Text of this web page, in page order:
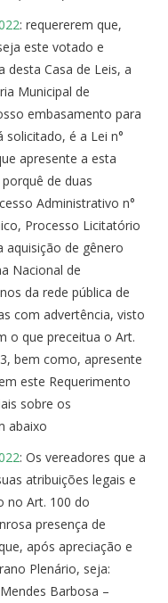
: requererem que,
este votado e
desta Casa de Leis, a
Municipal de
embasamento para
é a Lei n°
apresente a esta
de duas
Administrativo n°
Processo Licitatório
aquisição de gênero
Nacional de
da rede pública de
com advertência, visto
o que preceitua o Art.
bem como, apresente
este Requerimento
sobre os
abaixo
: Os vereadores que a
atribuições legais e
no Art. 100 do
presença de
após apreciação e
Plenário, seja:
Barbosa –